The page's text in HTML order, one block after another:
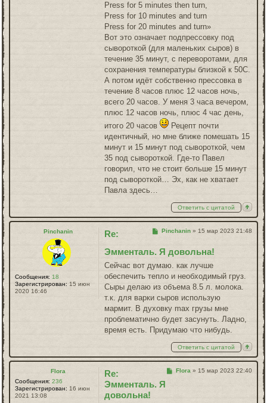
Press for 5 minutes then turn,
Press for 10 minutes and turn
Press for 20 minutes and turn»
Вот это означает подпрессовку под
сывороткой (для маленьких сыров) в
течение 35 минут, с переворотами, для
сохранения температуры близкой к 50С.
А потом идёт собственно прессовка в
течение 8 часов плюс 12 часов ночь,
всего 20 часов. У меня 3 часа вечером,
плюс 12 часов ночь, плюс 4 час день,
итого 20 часов
Рецепт почти
идентичный, но мне ближе помешать 15
минут и 15 минут под сывороткой, чем
35 под сывороткой. Где-то Павел
говорил, что не стоит больше 15 минут
под сывороткой… Эх, как не хватает
Павла здесь…
Ответить с цитатой
Pinchanin
Сообщения: 18
Зарегистрирован: 15 июн
2020 16:46
Сообщение
Pinchanin » 15 мар 2023 21:48
Re:
Эмменталь. Я довольна!
Сейчас вот думаю. как лучше
обеспечить тепло и необходимый груз.
Сыры делаю из объема 8.5 л. молока.
т.к. для варки сыров использую
мармит. В духовку max грузы мне
проблематично будет засунуть. Ладно,
время есть. Придумаю что нибудь.
Ответить с цитатой
Flora
Сообщения: 236
Зарегистрирован: 16 июн
2021 13:08
Сообщение
Flora » 15 мар 2023 22:40
Re:
Эмменталь. Я
довольна!